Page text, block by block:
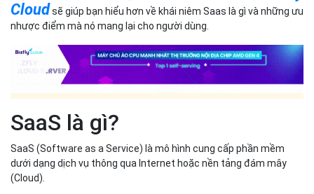
Tích hợp SaaS đưa bạn vào một thế giới của khả năng đổi mới và
tối ưu hóa trong quản lý phần mềm. Khám phá khái niệm cơ bản,
phương pháp thực hiện, quy trình triển khai và những lợi ích to lớn
mà tích hợp SaaS mang lại cho bạn. Bài viết này,Bizfly
Cloudsẽ giúp bạn hiểu hơn về khái niêm Saas là gì và những ưu
nhược điểm mà nó mang lại cho người dùng.